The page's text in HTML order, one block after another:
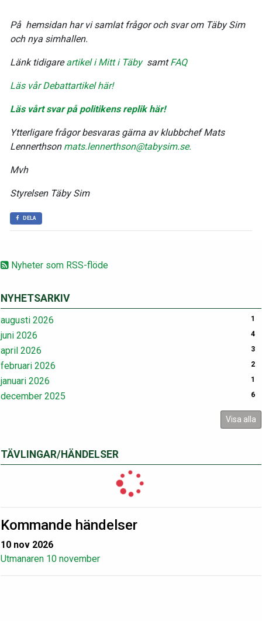
Nyheter som RSS-flöde
NYHETSARKIV
augusti 2026 1
juni 2026 4
april 2026 3
februari 2026 2
januari 2026 1
december 2025 6
Visa alla
TÄVLINGAR/HÄNDELSER
Kommande händelser
10 nov 2026
Utmanaren 10 november
På hemsidan har vi samlat frågor och svar om Täby Sim
och nya simhallen.
Länk tidigareartikel i Mitt i Täby samtFAQ
Läs vår Debattartikel här!
Läs vårt svar på politikens replik här!
Ytterligare frågor besvaras gärna av klubbchef Mats
Lennerthson mats.lennerthson@tabysim.se.
Mvh
Styrelsen Täby Sim
DELA